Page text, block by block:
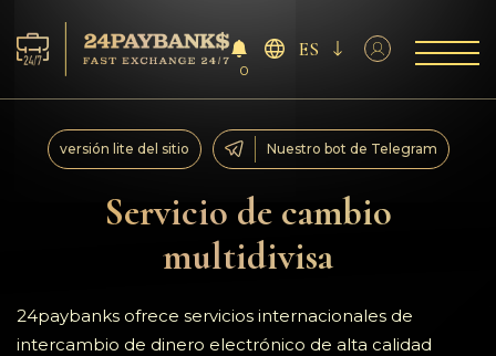
Servicios
Reservas
Para los socios
Reseñas
0
ES
Servicio de cambio
multidivisa
versión lite del sitio Nuestro bot de Telegram
24paybanks ofrece servicios internacionales de
intercambio de dinero electrónico de alta calidad